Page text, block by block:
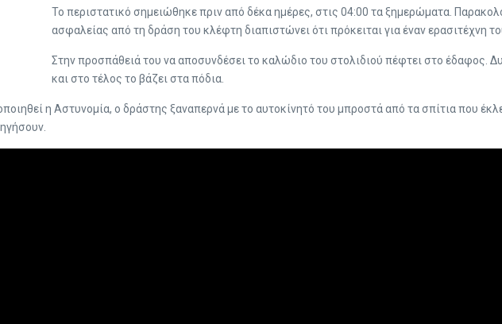
Το περιστατικό σημειώθηκε πριν από δέκα ημέρες, στις 04:00 τα ξημερώματα.
ασφαλείας από τη δράση του κλέφτη διαπιστώνει ότι πρόκειται για έναν ερασιτέχνη
Στην προσπάθειά του να αποσυνδέσει το καλώδιο του στολιδιού πέφτει στο έδαφος.
και στο τέλος το βάζει στα πόδια.
η Αστυνομία, ο δράστης ξαναπερνά με το αυτοκίνητό του μπροστά από τα σπίτια που